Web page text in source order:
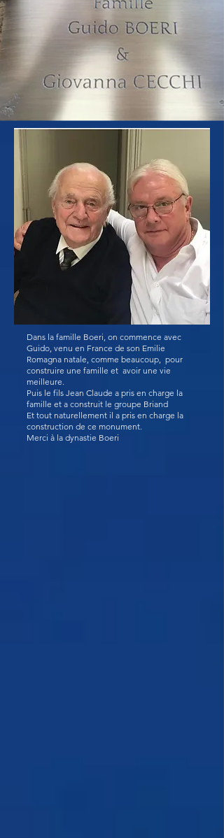
Dans la famille Boeri, on commence avec
Guido, venu en France de son Emilie
Romagna natale, comme beaucoup, pour
construire une famille et avoir une vie
meilleure.
Puis le fils Jean Claude a pris en charge la
famille et a construit le groupe Briand
Et tout naturellement il a pris en charge la
construction de ce monument.
Merci à la dynastie Boeri